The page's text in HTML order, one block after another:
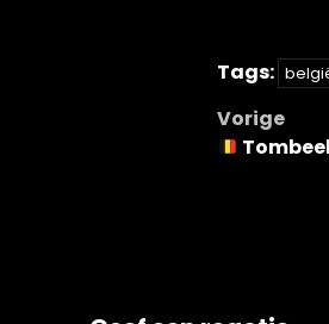
Tags:
Vorige